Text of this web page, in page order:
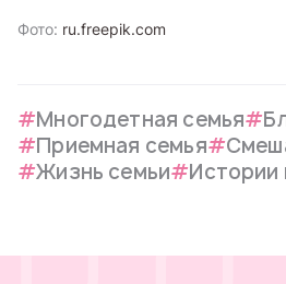
Фото: ru.freepik.com
Многодетная семья
Приемная семья
Жизнь семьи
Истории